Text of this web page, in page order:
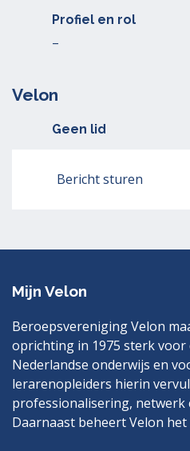
Profiel en rol
–
Velon
Geen lid
Bericht sturen
Mijn Velon
Beroepsvereniging Velon
oprichting in 1975 sterk
Nederlandse onderwijs en
lerarenopleiders hierin
professionalisering,
Daarnaast beheert Velon